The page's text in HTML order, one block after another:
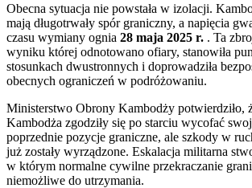
Obecna sytuacja nie powstała w izolacji.
mają długotrwały spór graniczny, a napięcia
czasu wymiany ognia 28 maja 2025 r. . Ta
wyniku której odnotowano ofiary, stanowiła
stosunkach dwustronnych i doprowadziła
obecnych ograniczeń w podróżowaniu.
Ministerstwo Obrony Kambodży potwierdziło,
Kambodża zgodziły się po starciu wycofać
poprzednie pozycje graniczne, ale szkody w
już zostały wyrządzone. Eskalacja militarna
w którym normalne cywilne przekraczanie
niemożliwe do utrzymania.